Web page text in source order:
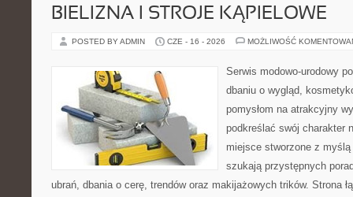
BIELIZNA I STROJE KĄPIELOWE
POSTED BY ADMIN CZE - 16 - 2026 MOŻLIWOŚĆ
Serwis modowo-urodowy
dbaniu o wygląd,
pomysłom na atrakcyjny
podkreślać swój charakter
miejsce stworzone z
szukają przystępnych
ubrań, dbania o cerę, trendów oraz makijażowych trików. Strona